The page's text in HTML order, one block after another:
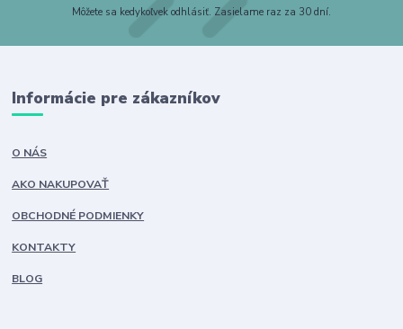
Môžete sa kedykoľvek odhlásiť. Zasielame raz za 30 dní.
Informácie pre zákazníkov
O NÁS
AKO NAKUPOVAŤ
OBCHODNÉ PODMIENKY
KONTAKTY
BLOG